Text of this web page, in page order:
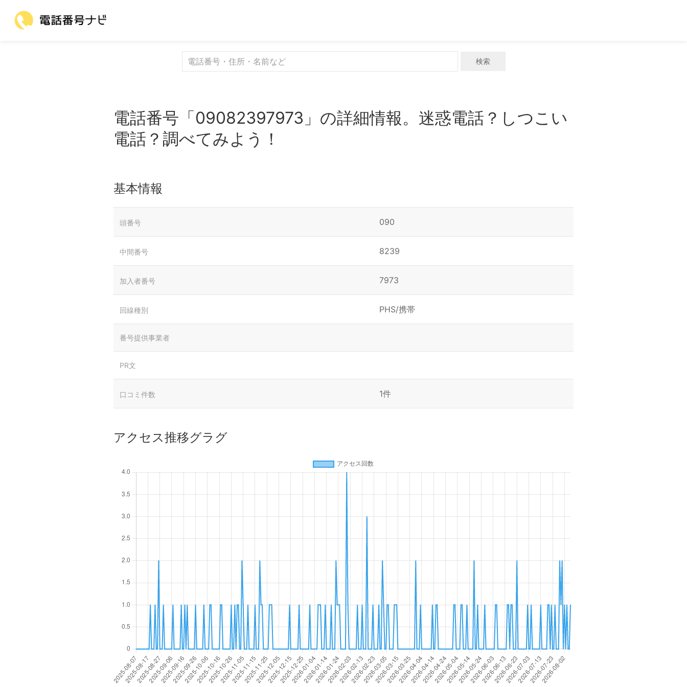
検索
電話番号「09082397973」の詳細情報。迷惑電話？しつこい
電話？調べてみよう！
基本情報
頭番号 090
中間番号 8239
加入者番号 7973
回線種別 PHS/携帯
番号提供事業者
PR文
口コミ件数 1件
アクセス推移グラグ